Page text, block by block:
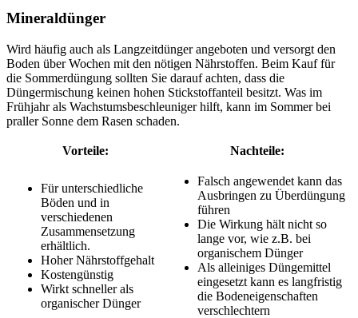
Mineraldünger
Wird häufig auch als Langzeitdünger angeboten und versorgt den
Boden über Wochen mit den nötigen Nährstoffen. Beim Kauf für
die Sommerdüngung sollten Sie darauf achten, dass die
Düngermischung keinen hohen Stickstoffanteil besitzt. Was im
Frühjahr als Wachstumsbeschleuniger hilft, kann im Sommer bei
praller Sonne dem Rasen schaden.
Vorteile: Nachteile:
Für unterschiedliche
Böden und in
verschiedenen
Zusammensetzung
erhältlich.
Hoher Nährstoffgehalt
Kostengünstig
Wirkt schneller als
organischer Dünger
Falsch angewendet kann das
Ausbringen zu Überdüngung
führen
Die Wirkung hält nicht so
lange vor, wie z.B. bei
organischem Dünger
Als alleiniges Düngemittel
eingesetzt kann es langfristig
die Bodeneigenschaften
verschlechtern